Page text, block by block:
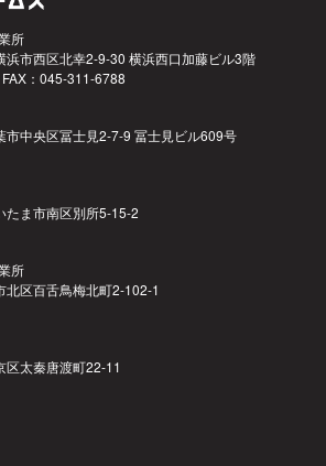
所
市西区北幸2-9-30 横浜西口加藤ビル3階
：045-311-6788
中央区冨士見2-7-9 冨士見ビル609号
ま市南区別所5-15-2
所
区百舌鳥梅北町2-102-1
太秦唐渡町22-11